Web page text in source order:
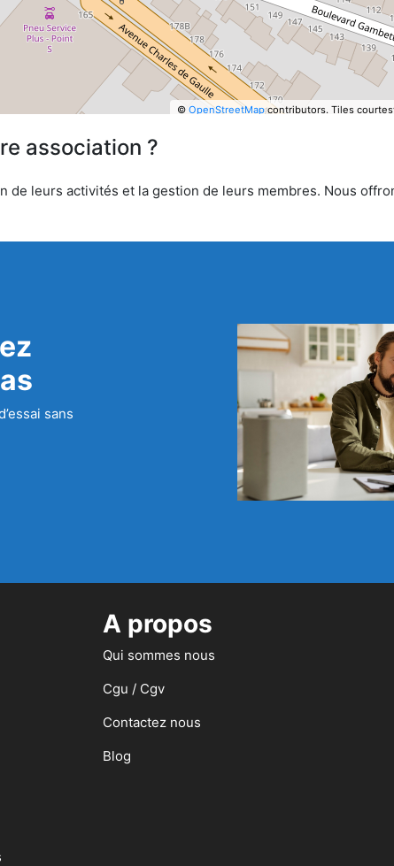
© OpenStreetMapcontributors. Tiles
association ?
de leurs activités et la gestion de leurs membres. Nous
sans
A propos
Qui sommes nous
Cgu / Cgv
Contactez nous
Blog